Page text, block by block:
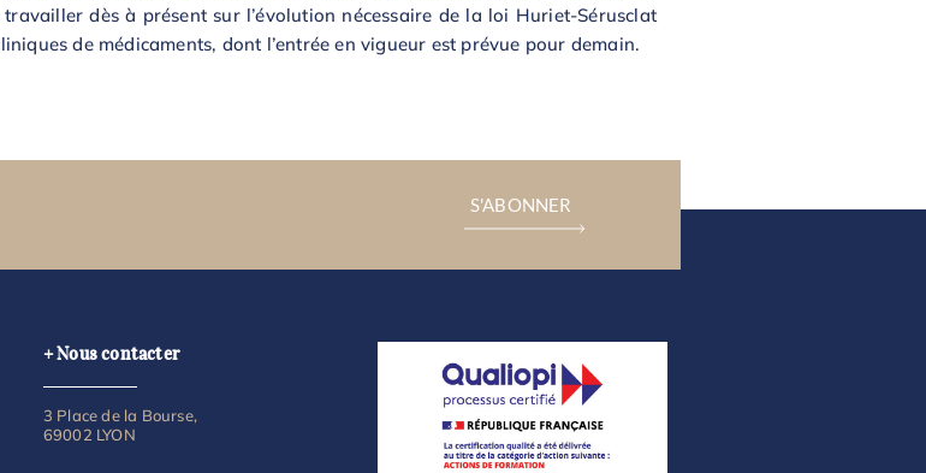
dès à présent sur l’évolution nécessaire de la loi Huriet-Sérusclat
de médicaments, dont l’entrée en vigueur est prévue pour demain.
S'ABONNER
+ Nous contacter
3 Place de la Bourse,
69002 LYON